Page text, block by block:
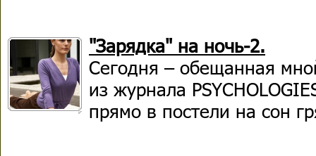
"Зарядка" на ночь-2.
Сегодня – обещанная
из журнала
прямо в постели на сон